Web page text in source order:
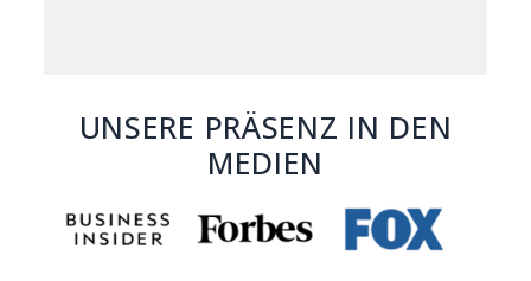
UNSERE PRÄSENZ IN DEN
MEDIEN